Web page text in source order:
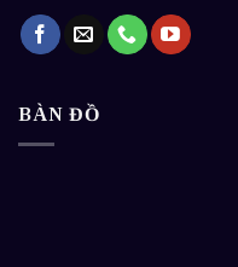
BÀN ĐỒ